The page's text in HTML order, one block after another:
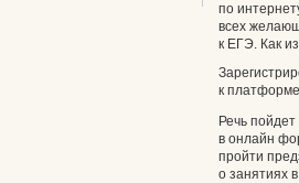
по
всех
к ЕГЭ. Как
к
Речь
в онлайн
пройти
о занятиях